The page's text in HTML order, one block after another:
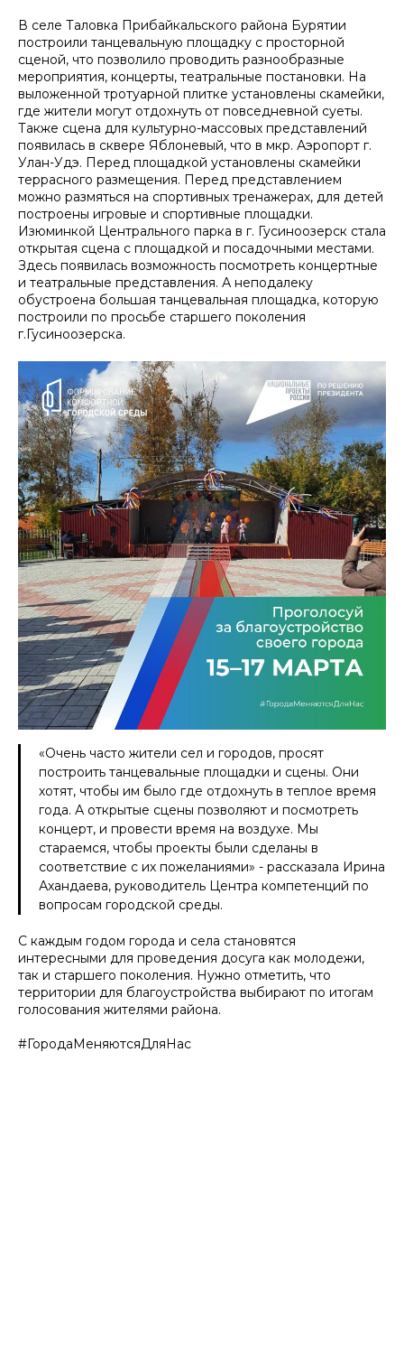
В селе Таловка Прибайкальского района Бурятии
построили танцевальную площадку с просторной
сценой, что позволило проводить разнообразные
мероприятия, концерты, театральные постановки. На
выложенной тротуарной плитке установлены скамейки,
где жители могут отдохнуть от повседневной суеты.
Также сцена для культурно-массовых представлений
появилась в сквере Яблоневый, что в мкр. Аэропорт г.
Улан-Удэ. Перед площадкой установлены скамейки
террасного размещения. Перед представлением
можно размяться на спортивных тренажерах, для детей
построены игровые и спортивные площадки.
Изюминкой Центрального парка в г. Гусиноозерск стала
открытая сцена с площадкой и посадочными местами.
Здесь появилась возможность посмотреть концертные
и театральные представления. А неподалеку
обустроена большая танцевальная площадка, которую
построили по просьбе старшего поколения
г.Гусиноозерска.
«Очень часто жители сел и городов, просят
построить танцевальные площадки и сцены. Они
хотят, чтобы им было где отдохнуть в теплое время
года. А открытые сцены позволяют и посмотреть
концерт, и провести время на воздухе. Мы
стараемся, чтобы проекты были сделаны в
соответствие с их пожеланиями» - рассказала Ирина
Ахандаева, руководитель Центра компетенций по
вопросам городской среды.
С каждым годом города и села становятся
интересными для проведения досуга как молодежи,
так и старшего поколения. Нужно отметить, что
территории для благоустройства выбирают по итогам
голосования жителями района.
#ГородаМеняютсяДляНас